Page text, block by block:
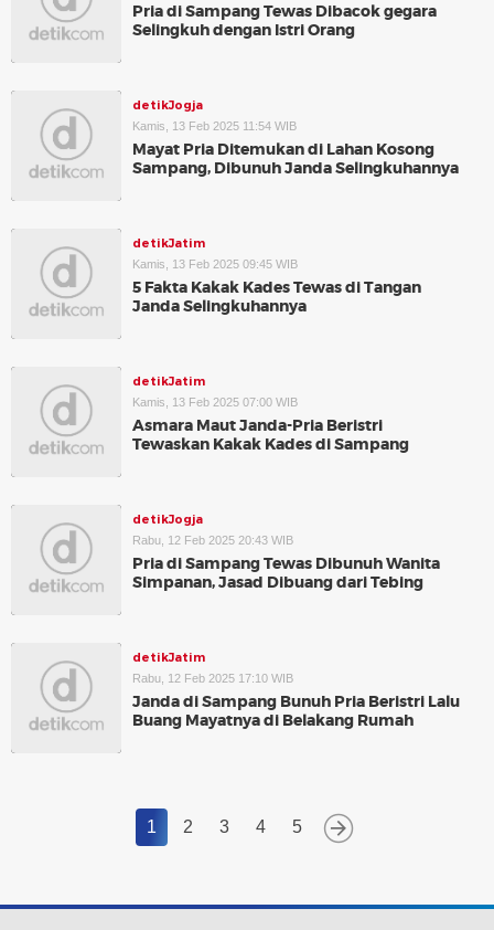
Pria di Sampang Tewas Dibacok gegara
Selingkuh dengan Istri Orang
detikJogja
Kamis, 13 Feb 2025 11:54 WIB
Mayat Pria Ditemukan di Lahan Kosong
Sampang, Dibunuh Janda Selingkuhannya
detikJatim
Kamis, 13 Feb 2025 09:45 WIB
5 Fakta Kakak Kades Tewas di Tangan
Janda Selingkuhannya
detikJatim
Kamis, 13 Feb 2025 07:00 WIB
Asmara Maut Janda-Pria Beristri
Tewaskan Kakak Kades di Sampang
detikJogja
Rabu, 12 Feb 2025 20:43 WIB
Pria di Sampang Tewas Dibunuh Wanita
Simpanan, Jasad Dibuang dari Tebing
detikJatim
Rabu, 12 Feb 2025 17:10 WIB
Janda di Sampang Bunuh Pria Beristri Lalu
Buang Mayatnya di Belakang Rumah
1 2 3 4 5